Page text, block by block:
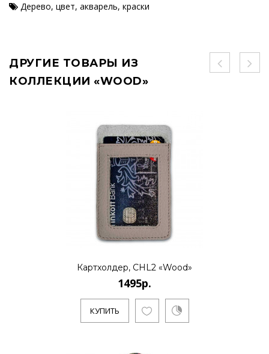
Дерево, цвет, акварель, краски
ДРУГИЕ ТОВАРЫ ИЗ
КОЛЛЕКЦИИ «WOOD»
Картхолдер, CHL2 «Wood»
1495р.
КУПИТЬ